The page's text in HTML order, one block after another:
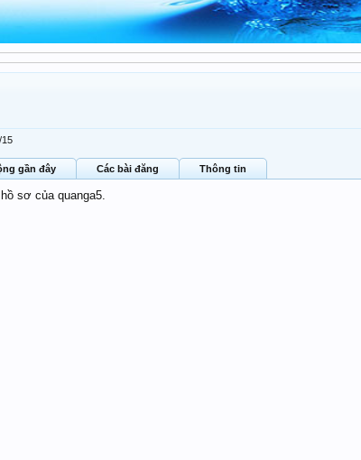
15
gần đây Các bài đăng Thông tin
sơ của quanga5.